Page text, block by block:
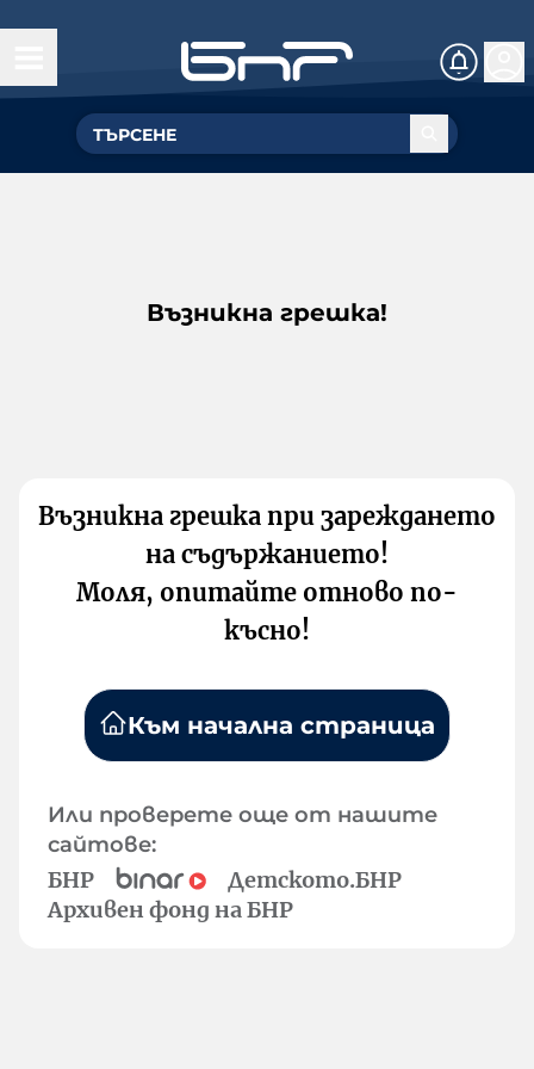
Възникна грешка!
Възникна грешка при зареждането
на съдържанието!
Моля, опитайте отново по-
късно!
Към начална страница
Или проверете още от нашите
сайтове:
БНР
Детското.БНР
Архивен фонд на БНР